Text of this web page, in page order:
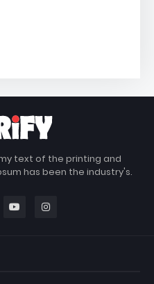
text of the printing and
has been the industry's.